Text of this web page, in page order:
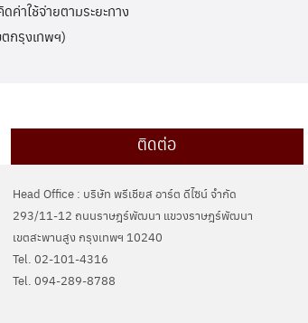
าใช้จ่ายตามระยะทาง
ตกรุงเทพฯ)
ติดต่อ
Head Office : บริษัท พรีเชียส อาร์ต ดีไซน์ จำกัด
293/11-12 ถนนราษฎร์พัฒนา แขวงราษฎร์พัฒนา
เขตสะพานสูง กรุงเทพฯ 10240
Tel. 02-101-4316
Tel. ‭094-289-8788‬